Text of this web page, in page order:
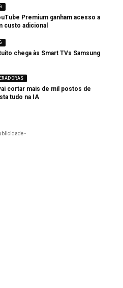
Premium ganham acesso a
custo adicional
chega às Smart TVs Samsung
cortar mais de mil postos de
tudo na IA
-